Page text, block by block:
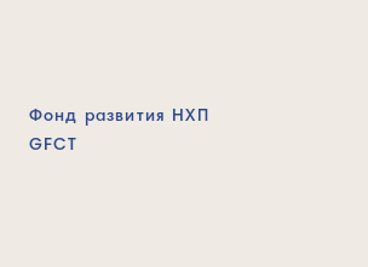
Фонд развития НХП
GFCT